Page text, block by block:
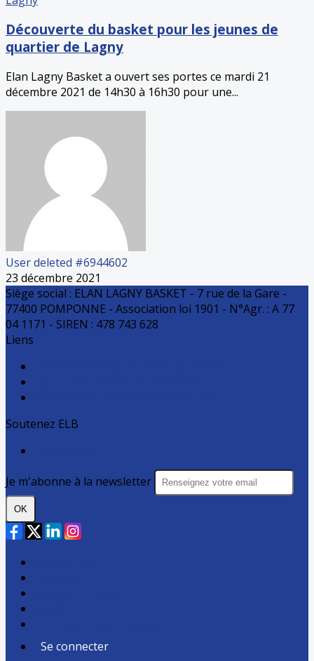
Découverte du basket pour les jeunes de
quartier de Lagny
Elan Lagny Basket a ouvert ses portes ce mardi 21
décembre 2021 de 14h30 à 16h30 pour une...
User deleted #6944602
23 décembre 2021
Siège social : ELAN LAGNY BASKET - 7 rue de la Gare -
77400 POMPONNE - Association loi 1901 - N°Agr. : A 77
04 1171 - SIREN : 478 743 628
Liens
Soutenez ELB
Je m'abonne à la newsletter
OK
Se connecter